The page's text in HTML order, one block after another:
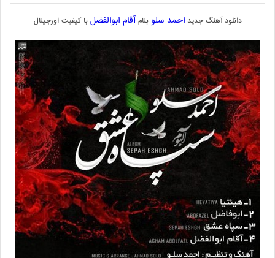
دانلود آهنگ جدیداحمد سلوبنام آقام ابوالفضلبا کیفیت اورجینال